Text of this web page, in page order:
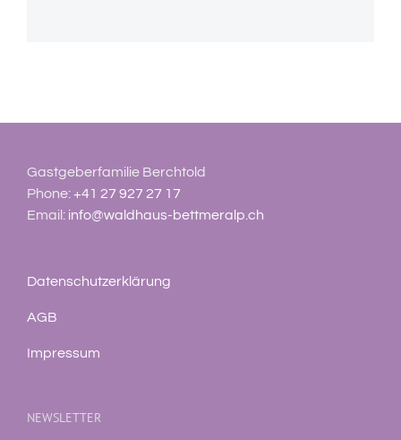
Gastgeberfamilie Berchtold
Phone:+41 27 927 27 17
Email: info@waldhaus-bettmeralp.ch
Datenschutzerklärung
AGB
Impressum
NEWSLETTER